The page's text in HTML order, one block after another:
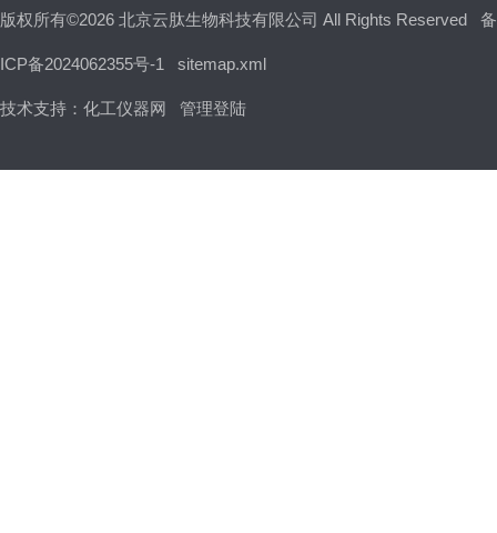
版权所有©2026 北京云肽生物科技有限公司 All Rights Reserved
ICP备2024062355号-1 sitemap.xml
技术支持： 化工仪器网 管理登陆